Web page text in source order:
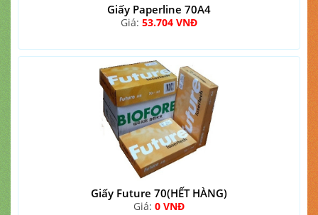
Giấy Paperline 70A4
Giá: 53.704 VNĐ
Giấy Future 70(HẾT HÀNG)
Giá: 0 VNĐ